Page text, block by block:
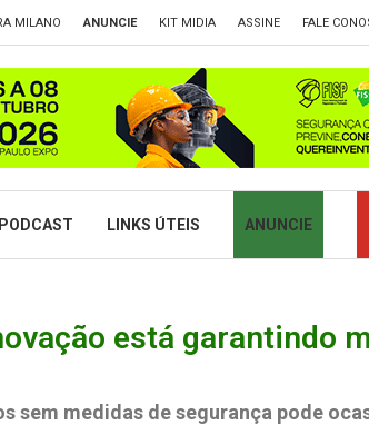
MILANO ANUNCIE KIT MIDIA ASSINE FALE
PODCAST LINKS ÚTEIS ANUNCIE
está garantindo
sem medidas de segurança pode